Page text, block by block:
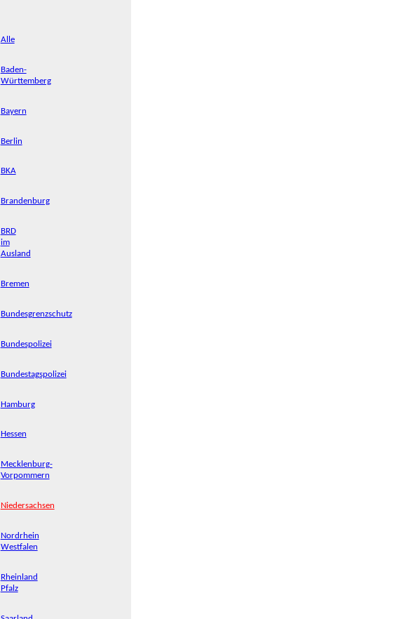
Alle
Baden-
Württemberg
Bayern
Berlin
BKA
Brandenburg
BRD
im
Ausland
Bremen
Bundesgrenzschutz
Bundespolizei
Bundestagspolizei
Hamburg
Hessen
Mecklenburg-
Vorpommern
Niedersachsen
Nordrhein
Westfalen
Rheinland
Pfalz